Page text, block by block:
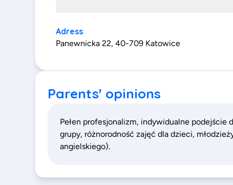
Adress
Panewnicka 22, 40-709 Katowice
Parents' opinions
Pełen profesjonalizm, indywidualne podejście
grupy, różnorodność zajęć dla dzieci,
angielskiego).